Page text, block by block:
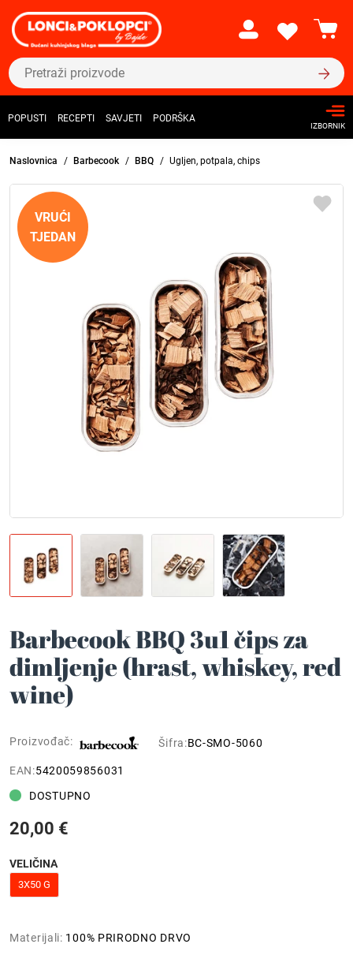
POPUSTI RECEPTI SAVJETI PODRŠKA
IZBORNIK
Naslovnica Barbecook BBQ Ugljen, potpala, chips
VRUĆI
TJEDAN
Barbecook BBQ 3u1 čips za
dimljenje (hrast, whiskey, red
wine)
Proizvođač: Šifra:BC-SMO-5060
EAN:5420059856031
DOSTUPNO
20,00 €
VELIČINA
3X50 G
Materijali: 100% PRIRODNO DRVO